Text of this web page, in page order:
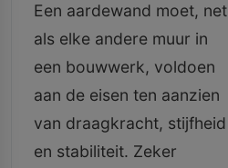
Een aardewand moet, net
als elke andere muur in
een bouwwerk, voldoen
aan de eisen ten aanzien
van draagkracht, stijfheid
en stabiliteit. Zeker